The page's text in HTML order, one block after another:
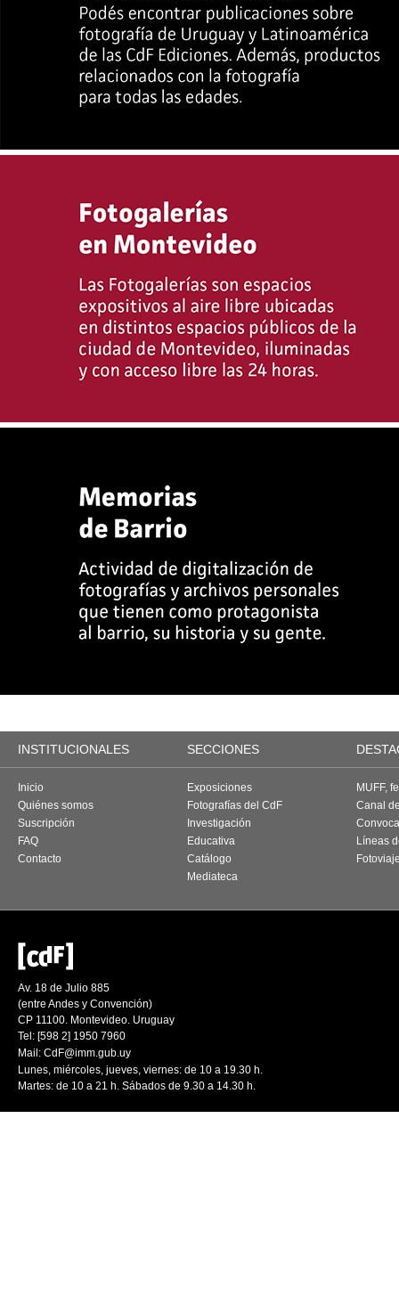
INSTITUCIONALES SECCIONES
Inicio
Quiénes somos
Suscripción
FAQ
Contacto
Exposiciones
Fotografías del CdF
Investigación
Educativa
Catálogo
Mediateca
MUFF,
Canal
Líneas
Av. 18 de Julio 885
(entre Andes y Convención)
CP 11100. Montevideo. Uruguay
Tel: [598 2] 1950 7960
Mail: CdF@imm.gub.uy
Lunes, miércoles, jueves, viernes: de 10 a 19.30 h.
Martes: de 10 a 21 h. Sábados de 9.30 a 14.30 h.